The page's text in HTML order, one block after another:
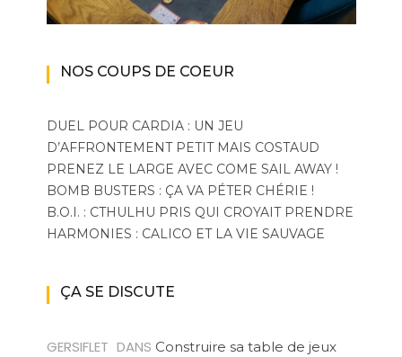
NOS COUPS DE COEUR
DUEL POUR CARDIA : UN JEU
D’AFFRONTEMENT PETIT MAIS COSTAUD
PRENEZ LE LARGE AVEC COME SAIL AWAY !
BOMB BUSTERS : ÇA VA PÉTER CHÉRIE !
B.O.I. : CTHULHU PRIS QUI CROYAIT PRENDRE
HARMONIES : CALICO ET LA VIE SAUVAGE
ÇA SE DISCUTE
GERSIFLET DANS Construire sa table de jeux